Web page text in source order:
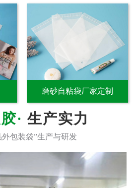
磨砂自粘袋厂家定制
生产实力